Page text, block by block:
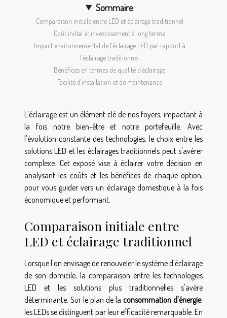
Sommaire
Comparaison initiale entre LED et éclairage traditionnel
Coût initial et investissement à long terme
Impact environnemental de l'éclairage LED par rapport à
l'éclairage traditionnel
Bénéfices en termes de qualité d'éclairage
Facilité d'installation et de maintenance
L'éclairage est un élément clé de nos foyers, impactant à
la fois notre bien-être et notre portefeuille. Avec
l'évolution constante des technologies, le choix entre les
solutions LED et les éclairages traditionnels peut s'avérer
complexe. Cet exposé vise à éclairer votre décision en
analysant les coûts et les bénéfices de chaque option,
pour vous guider vers un éclairage domestique à la fois
économique et performant.
Comparaison initiale entre
LED et éclairage traditionnel
Lorsque l'on envisage de renouveler le système d'éclairage
de son domicile, la comparaison entre les technologies
LED et les solutions plus traditionnelles s'avère
déterminante. Sur le plan de la consommation d'énergie,
les LEDs se distinguent par leur efficacité remarquable. En